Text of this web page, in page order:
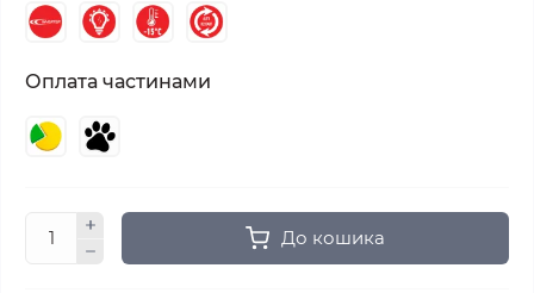
Оплата частинами
До кошика